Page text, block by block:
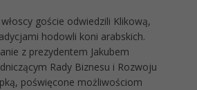
goście odwiedzili Klikową,
hodowli koni arabskich.
z prezydentem Jakubem
Rady Biznesu i Rozwoju
poświęcone możliwościom